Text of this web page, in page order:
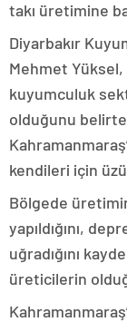
takı üretimine
Diyarbakır
Mehmet Yüksel,
kuyumculuk
olduğunu
kendileri için
Bölgede
yapıldığını,
uğradığını
üreticilerin